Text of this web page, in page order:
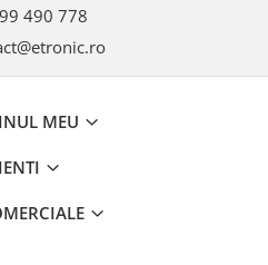
490 778
MEU